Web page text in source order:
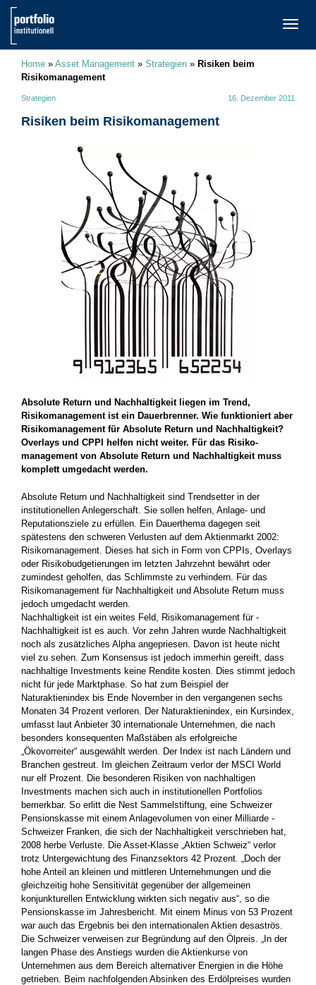
Home » Asset Management » Strategien » Risiken beim
Risikomanagement
Strategien 16. Dezember 2011
Risiken beim Risikomanagement
Absolute Return und Nachhaltigkeit liegen im Trend,
Risikomanagement ist ein Dauerbrenner. Wie funktioniert aber
Risikomanagement für Absolute Return und Nachhaltigkeit?
Overlays und CPPI helfen nicht weiter. Für das Risiko­
management von Absolute Return und Nachhaltigkeit muss
komplett umgedacht werden.
Absolute Return und Nachhaltigkeit sind Trendsetter in der
institutionellen Anlegerschaft. Sie sollen helfen, Anlage- und
Reputations­ziele zu erfüllen. Ein Dauerthema dagegen seit
spätestens den schweren Verlusten auf dem Aktienmarkt 2002:
Risikomanagement. ­Dieses hat sich in Form von CPPIs, Overlays
oder Risikobudgetierungen im letzten Jahrzehnt bewährt oder
zumindest geholfen, das ­Schlimmste zu verhindern. Für das
Risikomanagement für Nachhaltigkeit und ­Absolute Return muss
jedoch umgedacht werden.
Nachhaltigkeit ist ein weites Feld, Risikomanagement für ­
Nachhaltigkeit ist es auch. Vor zehn Jahren wurde Nachhaltigkeit
noch als zusätzliches Alpha angepriesen. Davon ist heute nicht
viel zu ­sehen. Zum Konsensus ist jedoch immerhin gereift, dass
nachhaltige Investments keine Rendite kosten. Dies stimmt jedoch
nicht für jede Marktphase. So hat zum Beispiel der
Naturaktienindex bis Ende ­November in den vergangenen sechs
Monaten 34 Prozent verloren. Der Natur­aktienindex, ein Kursindex,
umfasst laut Anbieter 30 ­internationale Unternehmen, die nach
besonders konsequenten ­Maßstäben als ­erfolgreiche
„Ökovorreiter“ ausgewählt werden. Der Index ist nach Ländern und
Branchen gestreut. Im gleichen Zeitraum verlor der ­MSCI World
nur elf Prozent. Die besonderen Risiken von ­nachhaltigen
Investments machen sich auch in institutionellen Portfolios
bemerkbar. So erlitt die Nest Sammelstiftung, eine Schweizer
Pensionskasse mit einem Anlagevolumen von einer Milliarde ­
Schweizer Franken, die sich der Nachhaltigkeit verschrieben hat,
2008 herbe Verluste. Die ­Asset-Klasse „Aktien Schweiz“ verlor
trotz Untergewichtung des ­Finanzsektors 42 Prozent. „Doch der
hohe Anteil an kleinen und mittleren Unternehmungen und die
gleichzeitig hohe Sensitivität gegenüber der allgemeinen
konjunkturellen Entwicklung wirkten sich ­negativ aus“, so die
Pensionskasse im Jahresbericht. Mit einem Minus von 53 Prozent
war auch das Ergebnis bei den internationalen Aktien desaströs.
Die Schweizer verweisen zur Begründung auf den Ölpreis. „In der
langen Phase des Anstiegs wurden die ­Aktienkurse von
Unternehmen aus dem Bereich alternativer Energien in die Höhe
getrieben. Beim nachfolgenden Absinken des ­Erdölpreises wurden